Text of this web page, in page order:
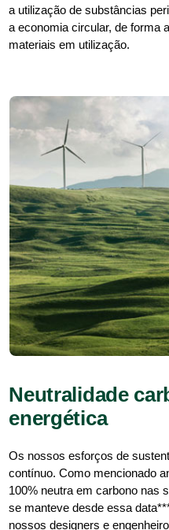
a utilização de substâncias
a economia circular, de forma
materiais em utilização.
Neutralidade
energética
Os nossos esforços de
contínuo. Como mencionado
100% neutra em carbono nas
se manteve desde essa
nossos designers e